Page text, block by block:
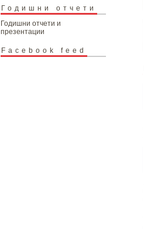
Годишни отчети
Годишни отчети и
презентации
Facebook feed